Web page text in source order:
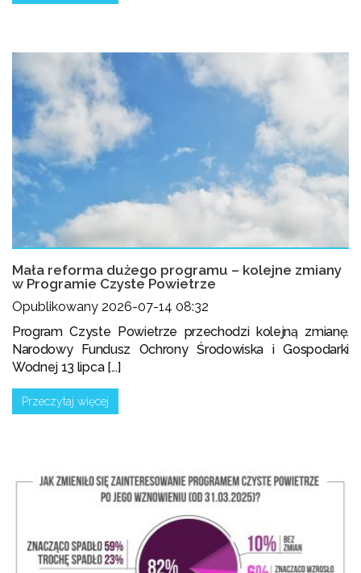
Mała reforma dużego programu – kolejne zmiany
w Programie Czyste Powietrze
Opublikowany 2026-07-14 08:32
Program Czyste Powietrze przechodzi kolejną zmianę.
Narodowy Fundusz Ochrony Środowiska i Gospodarki
Wodnej 13 lipca [...]
Przeczytaj więcej